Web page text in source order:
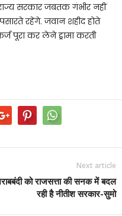
सरकार जबतक गंभीर नहीं
रहेंगे. जवान शहीद होते
पूरा कर लेने ड्रामा करती
Next article
को राजसत्ता की सनक में बदल
रही है नीतीश सरकार-सुमो